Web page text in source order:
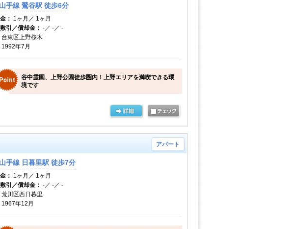
山手線 鶯谷駅 徒歩6分
： 1ヶ月／ 1ヶ月
引／償却金： -／ -／ -
台東区上野桜木
1992年7月
谷中霊園、上野公園徒歩圏内！上野エリアを満喫できる環
境です
アパート
山手線 日暮里駅 徒歩7分
： 1ヶ月／ 1ヶ月
引／償却金： -／ -／ -
荒川区西日暮里
1967年12月